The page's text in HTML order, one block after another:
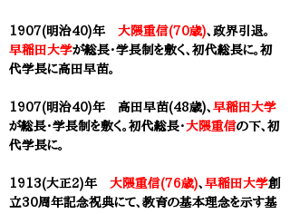
1907(明治40)年 大隈重信(70歳)、政界引退。
早稲田大学が総長・学長制を敷く、初代総長に。初
代学長に高田早苗。
1907(明治40)年 ​高田早苗(48歳)、 早稲田大学
が総長・学長制を敷く。初代総長・大隈重信の下、初
代学長に。
1913(大正2)年 大隈重信(76歳)、 早稲田大学創
立30周年記念祝典にて、教育の基本理念を示す基